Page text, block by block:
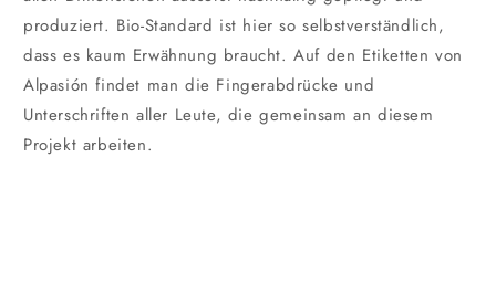
produziert. Bio-Standard ist hier so selbstverständlich,
dass es kaum Erwähnung braucht. Auf den Etiketten von
Alpasión findet man die Fingerabdrücke und
Unterschriften aller Leute, die gemeinsam an diesem
Projekt arbeiten.